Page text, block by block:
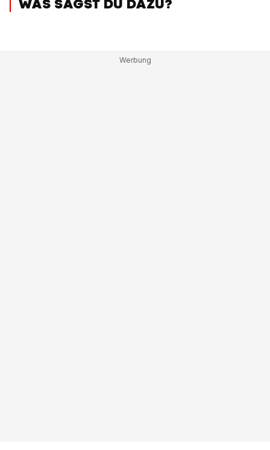
WAS SAGST DU DAZU?